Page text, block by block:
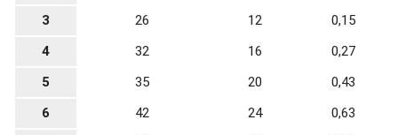
3
26 12
0,15
4
32 16
0,27
5
35 20
0,43
6
42 24
0,63